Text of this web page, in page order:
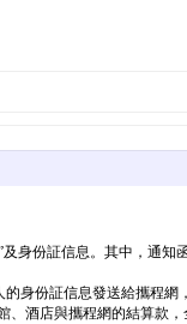
身份証信息。其中，通
身份証信息發送給攜程
酒店與攜程網的結算款，